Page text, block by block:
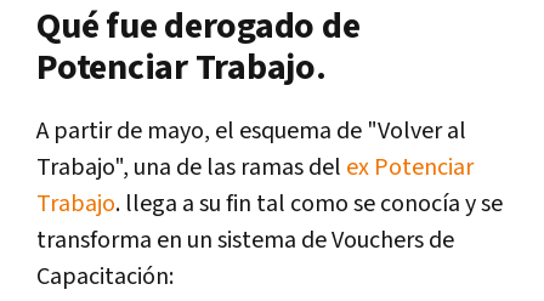
Qué fue derogado de
Potenciar Trabajo.
A partir de mayo, el esquema de "Volver al
Trabajo", una de las ramas del ex Potenciar
Trabajo. llega a su fin tal como se conocía y se
transforma en un sistema de Vouchers de
Capacitación: